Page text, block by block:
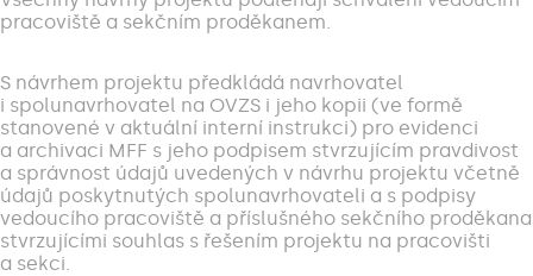
pracoviště a sekčním proděkanem.
S návrhem projektu předkládá navrhovatel
i spolunavrhovatel na OVZS i jeho kopii (ve formě
stanovené v aktuální interní instrukci) pro evidenci
a archivaci MFF s jeho podpisem stvrzujícím pravdivost
a správnost údajů uvedených v návrhu projektu včetně
údajů poskytnutých spolunavrhovateli a s podpisy
vedoucího pracoviště a příslušného sekčního proděkana
stvrzujícími souhlas s řešením projektu na pracovišti
a sekci.